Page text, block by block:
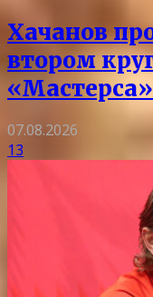
Хачанов
втором
07.08.2026
13